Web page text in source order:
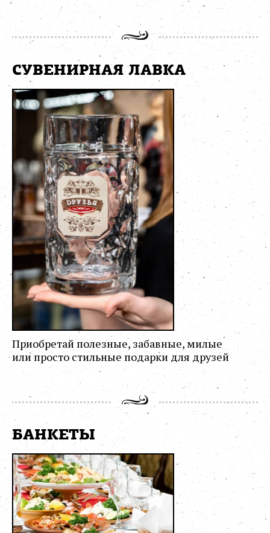
СУВЕНИРНАЯ ЛАВКА
Приобретай полезные, забавные, милые
или просто стильные подарки для друзей
БАНКЕТЫ